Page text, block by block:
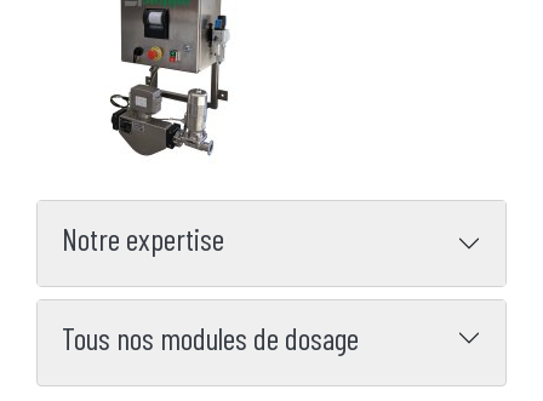
Notre expertise
Tous nos modules de dosage